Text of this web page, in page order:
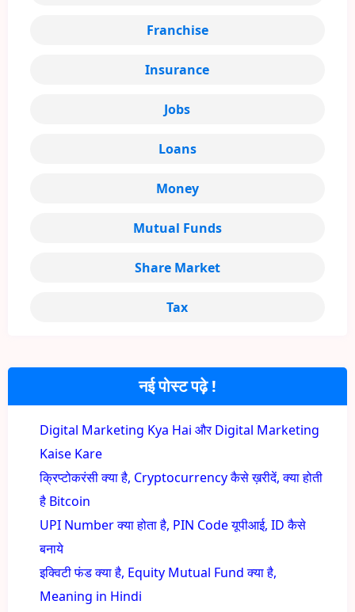
नई पोस्ट पढ़े !
Digital Marketing Kya Hai और Digital Marketing
Kaise Kare
क्रिप्टोकरंसी क्या है, Cryptocurrency कैसे ख़रीदें, क्या होती
है Bitcoin
UPI Number क्या होता है, PIN Code यूपीआई, ID कैसे
बनाये
इक्विटी फंड क्या है, Equity Mutual Fund क्या है,
Meaning in Hindi
Franchise
Insurance
Jobs
Loans
Money
Mutual Funds
Share Market
Tax